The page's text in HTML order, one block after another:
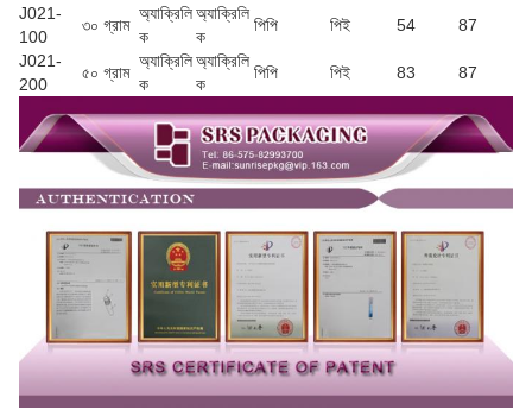
J021-
100
৩০ গ্রাম
অ্যাক্রিলি
ক
অ্যাক্রিলি
ক
পিপি পিই 54
87
J021-
200
৫০ গ্রাম
অ্যাক্রিলি
ক
অ্যাক্রিলি
ক
পিপি পিই 83 87